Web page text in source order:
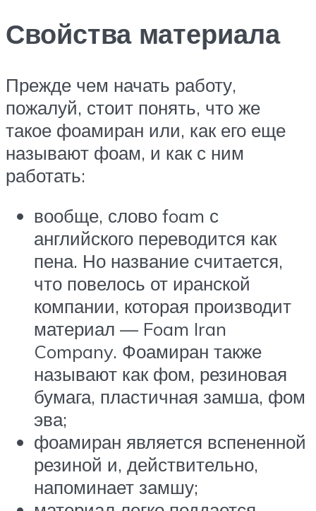
Свойства материала
Прежде чем начать работу,
пожалуй, стоит понять, что же
такое фоамиран или, как его еще
называют фоам, и как с ним
работать:
вообще, слово foam с
английского переводится как
пена. Но название считается,
что повелось от иранской
компании, которая производит
материал — Foam Iran
Company. Фоамиран также
называют как фом, резиновая
бумага, пластичная замша, фом
эва;
фоамиран является вспененной
резиной и, действительно,
напоминает замшу;